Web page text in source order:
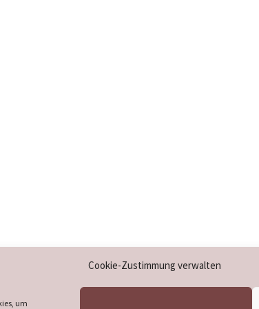
Cookie-Zustimmung verwalten
um